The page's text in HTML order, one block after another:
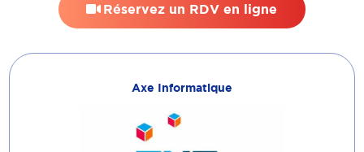
Réservez un RDV en ligne
Axe Informatique